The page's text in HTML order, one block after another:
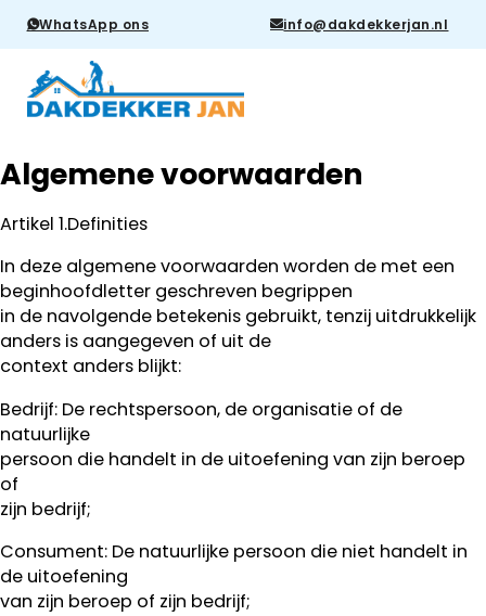
WhatsApp ons info@dakdekkerjan.nl
Algemene voorwaarden
Artikel 1.Definities
In deze algemene voorwaarden worden de met een
beginhoofdletter geschreven begrippen
in de navolgende betekenis gebruikt, tenzij uitdrukkelijk
anders is aangegeven of uit de
context anders blijkt:
Bedrijf: De rechtspersoon, de organisatie of de
natuurlijke
persoon die handelt in de uitoefening van zijn beroep
of
zijn bedrijf;
Consument: De natuurlijke persoon die niet handelt in
de uitoefening
van zijn beroep of zijn bedrijf;